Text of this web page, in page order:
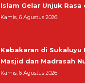
Islam Gelar Unjuk Rasa
Cianjur
Kamis, 6 Agustus 2026
Kebakaran di Sukaluyu
Masjid dan Madrasah
Kamis, 6 Agustus 2026